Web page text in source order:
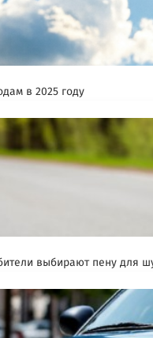
в 2025 году
выбирают пену для